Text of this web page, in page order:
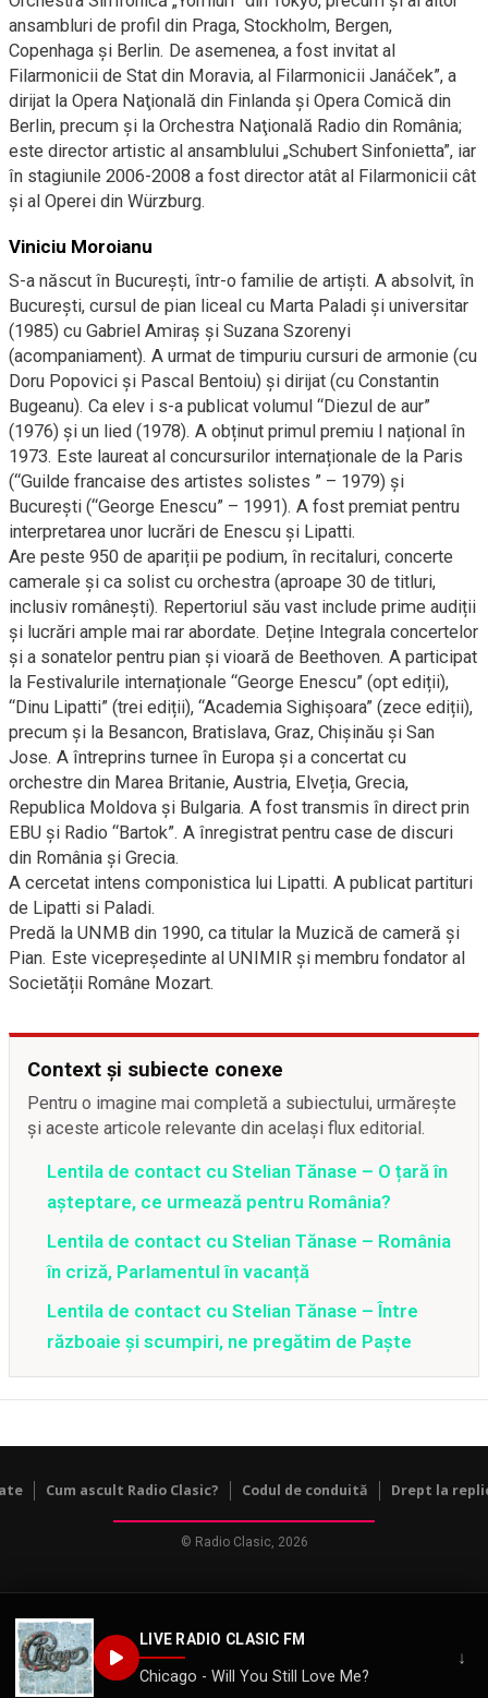
LIVE RADIO CLASIC FM
Chicago - Will You Still Love Me?
↓
ansambluri de profil din Praga, Stockholm, Bergen,
Copenhaga şi Berlin. De asemenea, a fost invitat al
Filarmonicii de Stat din Moravia, al Filarmonicii Janáček”, a
dirijat la Opera Naţională din Finlanda şi Opera Comică din
Berlin, precum şi la Orchestra Naţională Radio din România;
este director artistic al ansamblului „Schubert Sinfonietta”, iar
în stagiunile 2006-2008 a fost director atât al Filarmonicii cât
şi al Operei din Würzburg.
Viniciu Moroianu
S-a născut în București, într-o familie de artiști. A absolvit, în
București, cursul de pian liceal cu Marta Paladi și universitar
(1985) cu Gabriel Amiraș și Suzana Szorenyi
(acompaniament). A urmat de timpuriu cursuri de armonie (cu
Doru Popovici și Pascal Bentoiu) și dirijat (cu Constantin
Bugeanu). Ca elev i s-a publicat volumul “Diezul de aur”
(1976) și un lied (1978). A obținut primul premiu I național în
1973. Este laureat al concursurilor internaționale de la Paris
(“Guilde francaise des artistes solistes ” – 1979) și
București (“George Enescu” – 1991). A fost premiat pentru
interpretarea unor lucrări de Enescu și Lipatti.
Are peste 950 de apariții pe podium, în recitaluri, concerte
camerale și ca solist cu orchestra (aproape 30 de titluri,
inclusiv românești). Repertoriul său vast include prime audiții
și lucrări ample mai rar abordate. Deține Integrala concertelor
și a sonatelor pentru pian și vioară de Beethoven. A participat
la Festivalurile internaționale “George Enescu” (opt ediții),
“Dinu Lipatti” (trei ediții), “Academia Sighișoara” (zece ediții),
precum și la Besancon, Bratislava, Graz, Chișinău și San
Jose. A întreprins turnee în Europa și a concertat cu
orchestre din Marea Britanie, Austria, Elveția, Grecia,
Republica Moldova și Bulgaria. A fost transmis în direct prin
EBU și Radio “Bartok”. A înregistrat pentru case de discuri
din România și Grecia.
A cercetat intens componistica lui Lipatti. A publicat partituri
de Lipatti si Paladi.
Predă la UNMB din 1990, ca titular la Muzică de cameră și
Pian. Este vicepreședinte al UNIMIR și membru fondator al
Societății Române Mozart.
Context și subiecte conexe
Pentru o imagine mai completă a subiectului, urmărește
și aceste articole relevante din același flux editorial.
Lentila de contact cu Stelian Tănase – O țară în
așteptare, ce urmează pentru România?
Lentila de contact cu Stelian Tănase – România
în criză, Parlamentul în vacanță
Lentila de contact cu Stelian Tănase – Între
războaie și scumpiri, ne pregătim de Paște
Cum ascult Radio Clasic? Codul de conduită Drept la
© Radio Clasic, 2026